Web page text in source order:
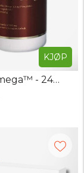
Natur Omega™ - 240 kapsler
KJØP